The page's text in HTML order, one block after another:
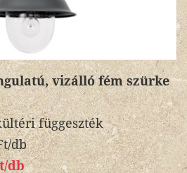
vizálló fém szürke
függeszték
db
db